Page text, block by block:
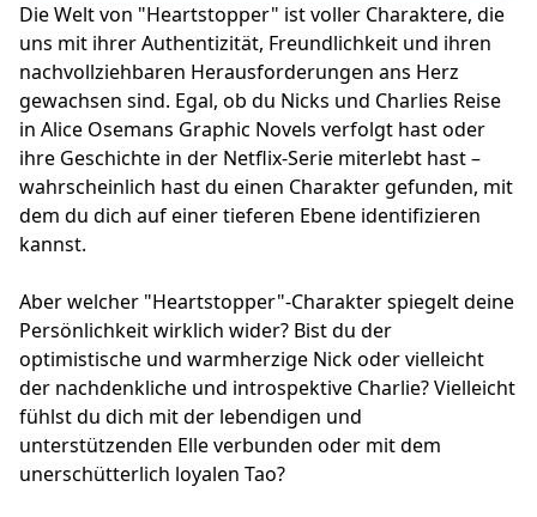
Die Welt von "Heartstopper" ist voller Charaktere, die
uns mit ihrer Authentizität, Freundlichkeit und ihren
nachvollziehbaren Herausforderungen ans Herz
gewachsen sind. Egal, ob du Nicks und Charlies Reise
in Alice Osemans Graphic Novels verfolgt hast oder
ihre Geschichte in der Netflix-Serie miterlebt hast –
wahrscheinlich hast du einen Charakter gefunden, mit
dem du dich auf einer tieferen Ebene identifizieren
kannst.
Aber welcher "Heartstopper"-Charakter spiegelt deine
Persönlichkeit wirklich wider? Bist du der
optimistische und warmherzige Nick oder vielleicht
der nachdenkliche und introspektive Charlie? Vielleicht
fühlst du dich mit der lebendigen und
unterstützenden Elle verbunden oder mit dem
unerschütterlich loyalen Tao?